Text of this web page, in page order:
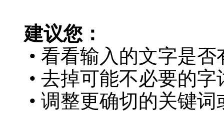
建议您：
• 看看输入的文字是否
• 去掉可能不必要的字
• 调整更确切的关键